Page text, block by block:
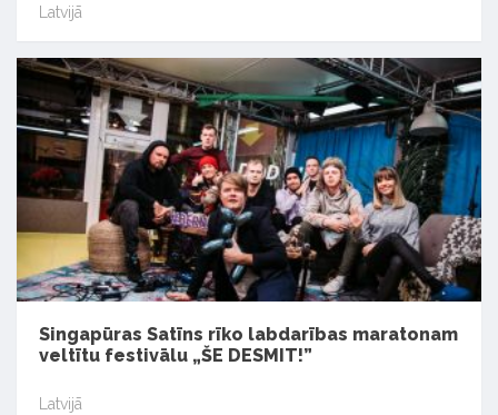
Latvijā
Singapūras Satīns rīko labdarības maratonam
veltītu festivālu „ŠE DESMIT!”
Latvijā